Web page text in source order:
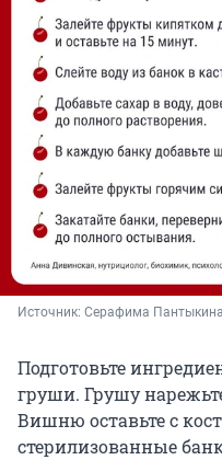
Источник: Серафима
Подготовьте
груши. Грушу
Вишню оставьте с
стерилизованные